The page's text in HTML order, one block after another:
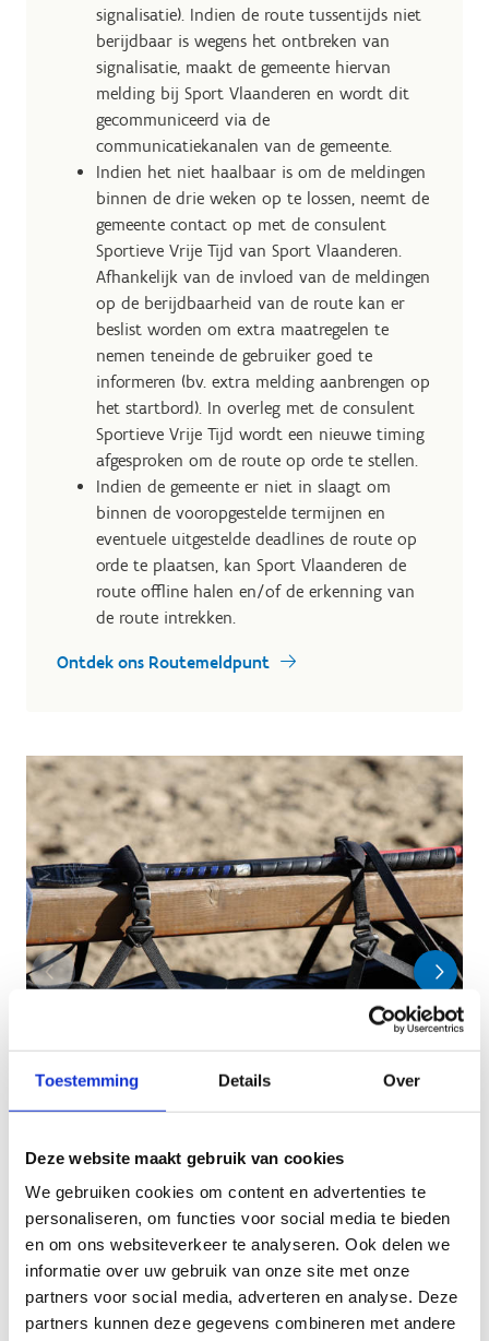
Toestemming Details Over
Deze website maakt gebruik van cookies
We gebruiken cookies om content en advertenties te
personaliseren, om functies voor social media te bieden
en om ons websiteverkeer te analyseren. Ook delen we
informatie over uw gebruik van onze site met onze
partners voor social media, adverteren en analyse. Deze
partners kunnen deze gegevens combineren met andere
signalisatie). Indien de route tussentijds niet
berijdbaar is wegens het ontbreken van
signalisatie, maakt de gemeente hiervan
melding bij Sport Vlaanderen en wordt dit
gecommuniceerd via de
communicatiekanalen van de gemeente.
Indien het niet haalbaar is om de meldingen
binnen de drie weken op te lossen, neemt de
gemeente contact op met de consulent
Sportieve Vrije Tijd van Sport Vlaanderen.
Afhankelijk van de invloed van de meldingen
op de berijdbaarheid van de route kan er
beslist worden om extra maatregelen te
nemen teneinde de gebruiker goed te
informeren (bv. extra melding aanbrengen op
het startbord). In overleg met de consulent
Sportieve Vrije Tijd wordt een nieuwe timing
afgesproken om de route op orde te stellen.
Indien de gemeente er niet in slaagt om
binnen de vooropgestelde termijnen en
eventuele uitgestelde deadlines de route op
orde te plaatsen, kan Sport Vlaanderen de
route offline halen en/of de erkenning van
de route intrekken.
Ontdek ons Routemeldpunt
Onderhoud
Jaarlijks worden er minstens twee